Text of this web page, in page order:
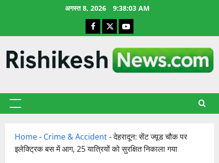
अगस्त 8, 2026 9:38:04 AM
Facebook
X YouTube
प्राथमिक
Home- Crime & Accident-देहरादून: सेंट ज्यूड चौक पर
इलेक्ट्रिक बस में आग, 25 यात्रियों को सुरक्षित निकाला गया